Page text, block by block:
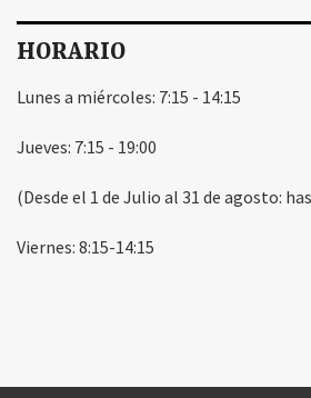
HORARIO
Lunes a miércoles: 7:15 - 14:15
Jueves: 7:15 - 19:00
(Desde el 1 de Julio al 31 de agosto:
Viernes: 8:15-14:15